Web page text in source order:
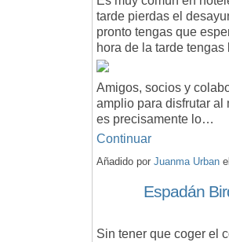
tarde pierdas el
pronto tengas que
hora de la tarde
Amigos, socios y
amplio para disfrutar al
es precisamente lo…
Continuar
Añadido por Juanma Urban
Espadán
Sin tener que coger el